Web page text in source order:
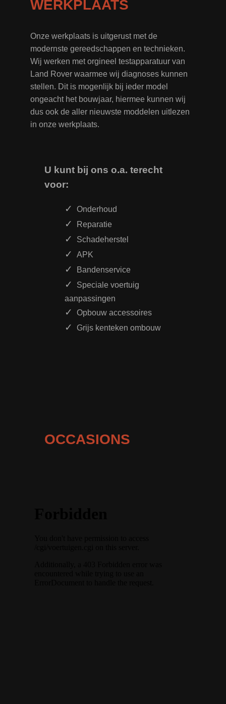
WERKPLAATS
Onze werkplaats is uitgerust met de
modernste gereedschappen en technieken.
Wij werken met orgineel testapparatuur van
Land Rover waarmee wij diagnoses kunnen
stellen. Dit is mogenlijk bij ieder model
ongeacht het bouwjaar, hiermee kunnen wij
dus ook de aller nieuwste moddelen uitlezen
in onze werkplaats.
U kunt bij ons o.a. terecht
voor:
Onderhoud
Reparatie
Schadeherstel
APK
Bandenservice
Speciale voertuig
aanpassingen
Opbouw accessoires
Grijs kenteken ombouw
OCCASIONS